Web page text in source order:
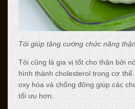
Tỏi giúp tăng cường chức năng thận
Tỏi cũng là gia vị tốt cho thận bởi
hình thành cholesterol trong cơ
oxy hóa và chống đông giúp các
tối ưu hơn.